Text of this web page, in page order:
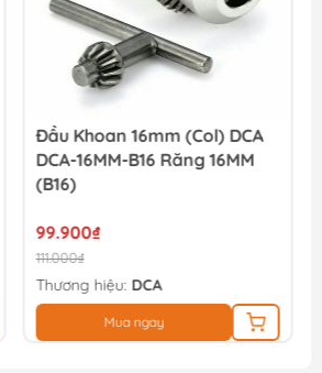
Đầu Khoan 16mm (col) DCA
DCA-16MM-B16 Răng 16MM
(B16)
99.900₫
111.000₫
Thương hiệu: DCA
Mua ngay